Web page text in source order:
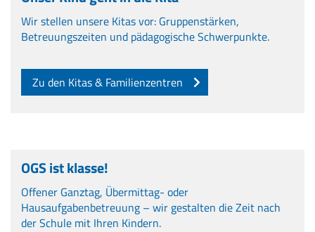
Wir stellen unsere Kitas vor: Gruppenstärken,
Betreuungszeiten und pädagogische Schwerpunkte.
Zu den Kitas & Familienzentren
OGS ist klasse!
Offener Ganztag, Übermittag- oder
Hausaufgabenbetreuung – wir gestalten die Zeit nach
der Schule mit Ihren Kindern.